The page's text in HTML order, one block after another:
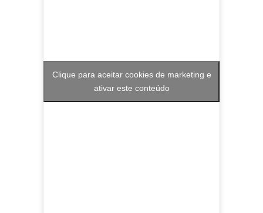
Clique para aceitar cookies de marketing e
ativar este conteúdo